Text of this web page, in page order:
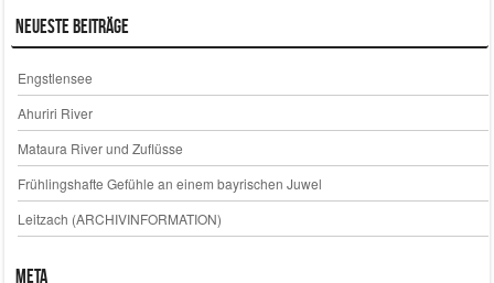
Neueste Beiträge
Engstlensee
Ahuriri River
Mataura River und Zuflüsse
Frühlingshafte Gefühle an einem bayrischen Juwel
Leitzach (ARCHIVINFORMATION)
Meta